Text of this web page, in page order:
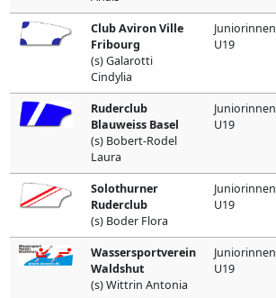
Club Aviron Ville
Fribourg
(s) Galarotti
Cindylia
Juniorinnen
U19
Ruderclub
Blauweiss Basel
(s) Bobert-Rodel
Laura
Juniorinnen
U19
Solothurner
Ruderclub
(s) Boder Flora
Juniorinnen
U19
Wassersportverein
Waldshut
(s) Wittrin Antonia
Juniorinnen
U19